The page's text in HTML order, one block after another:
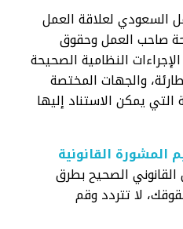
السعودي لعلاقة العمل
صاحب العمل وحقوق
النظامية الصحيحة
والجهات المختصة
يمكن الاستناد إليها
المشورة القانونية
الصحيح بطرق
لا تتردد وقم